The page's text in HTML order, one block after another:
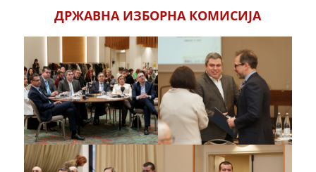
ДРЖАВНА ИЗБОРНА КОМИСИЈА